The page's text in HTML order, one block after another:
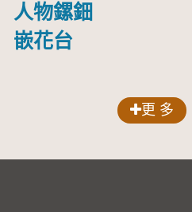
人物鏍鈿
嵌花台
更 多